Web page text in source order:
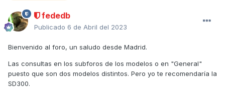
fededb
Publicado 6 de Abril del 2023
Bienvenido al foro, un saludo desde Madrid.
Las consultas en los subforos de los modelos o en "General"
puesto que son dos modelos distintos. Pero yo te recomendaría la
SD300.